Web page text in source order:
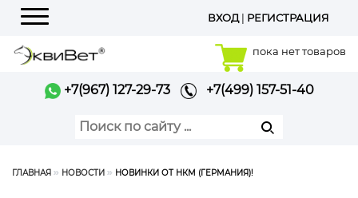
Меню
ВХОД| РЕГИСТРАЦИЯ
пока нет товаров
+7(967) 127-29-73 +7(499) 157-51-40
ГЛАВНАЯ НОВОСТИ НОВИНКИ ОТ НКМ (ГЕРМАНИЯ)!